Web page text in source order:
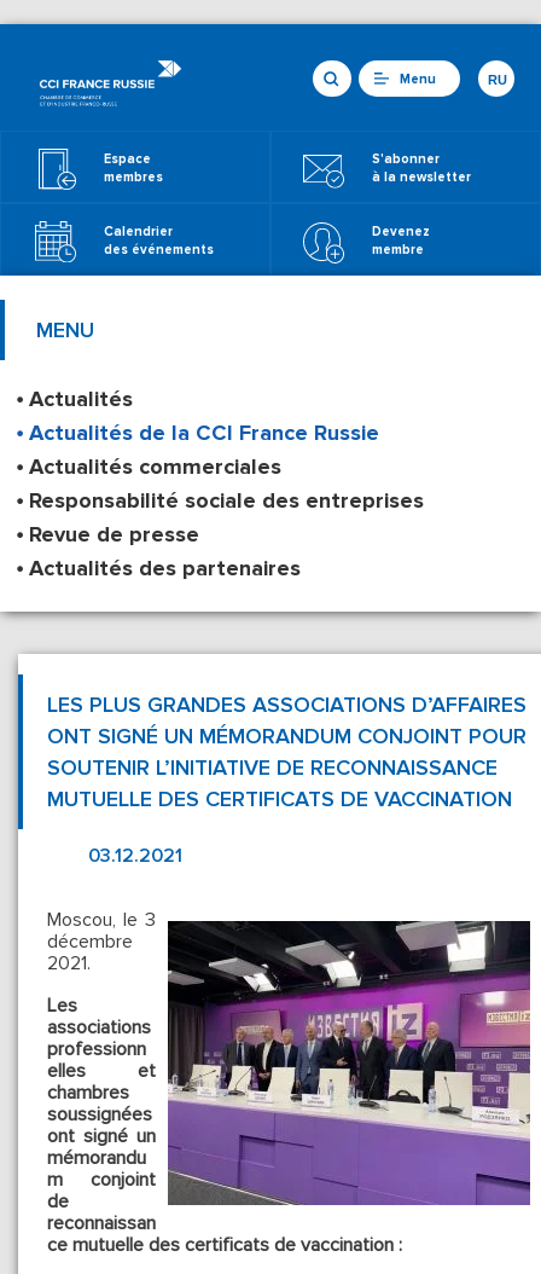
Menu
Espace
membres
S'abonner
à la newsletter
Calendrier
des événements
Devenez
membre
RU
MENU
Actualités
Actualités de la CCI France Russie
Actualités commerciales
Responsabilité sociale des entreprises
Revue de presse
Actualités des partenaires
LES PLUS GRANDES ASSOCIATIONS D’AFFAIRES
ONT SIGNÉ UN MÉMORANDUM CONJOINT POUR
SOUTENIR L’INITIATIVE DE RECONNAISSANCE
MUTUELLE DES CERTIFICATS DE VACCINATION
03.12.2021
Moscou, le 3
décembre
2021.
Les
associations
professionn
elles et
chambres
soussignées
ont signé un
mémorandu
m conjoint
de
reconnaissan
ce mutuelle des certificats de vaccination :